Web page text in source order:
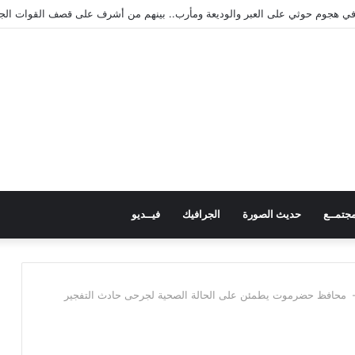
المهن بمنطقة “فقم” ويطلع على جاهزيته
حديث الصورة الجرافيك فيــديو
محافظ حضرموت يطمئن على الحالة الصحية لجرحى حادث التفجير